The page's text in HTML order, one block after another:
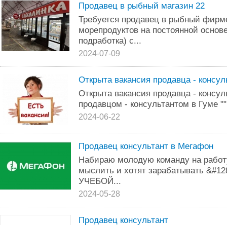
Продавец в рыбный магазин 22
Требуется продавец в рыбный
морепродуктов на постоянной
подработка) с...
2024-07-09
Открыта вакансия продавца -
Открыта вакансия продавца -
продавцом - консультантом в Гуме
2024-06-22
Продавец консультант в Мегафон
Набираю молодую команду на
мыслить и хотят зарабатывать
УЧЕБОЙ...
2024-05-28
Продавец консультант